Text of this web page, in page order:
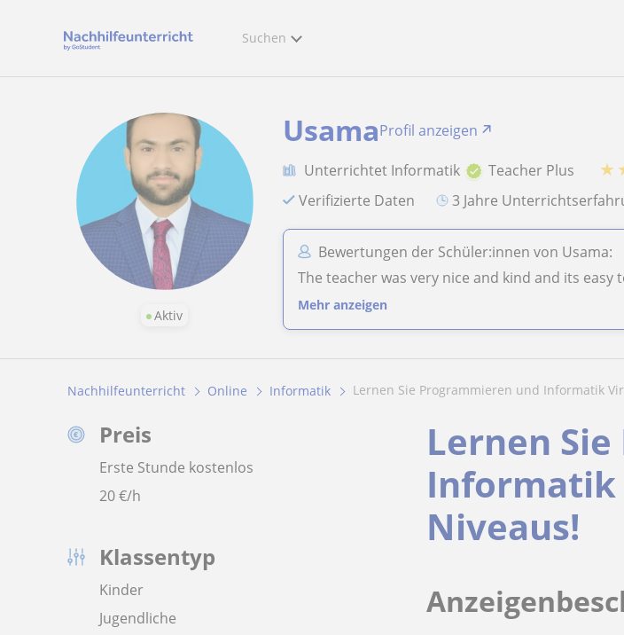
Suchen
Aktiv
UsamaProfil anzeigen
Unterrichtet Informatik Teacher Plus ★
Verifizierte Daten
3 Jahre
Bewertungen der Schüler:innen von Usama:
The teacher was very nice and kind and its
Mehr anzeigen
Nachhilfeunterricht Online Informatik Lernen Sie Programmieren und Informatik
Preis
Erste Stunde kostenlos
20€/h
Klassentyp
Kinder
Jugendliche
Lernen
Informatik
Niveaus!